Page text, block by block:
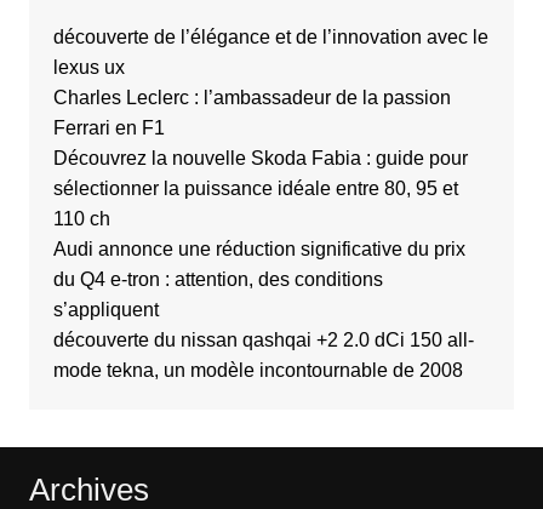
découverte de l’élégance et de l’innovation avec le
lexus ux
Charles Leclerc : l’ambassadeur de la passion
Ferrari en F1
Découvrez la nouvelle Skoda Fabia : guide pour
sélectionner la puissance idéale entre 80, 95 et
110 ch
Audi annonce une réduction significative du prix
du Q4 e-tron : attention, des conditions
s’appliquent
découverte du nissan qashqai +2 2.0 dCi 150 all-
mode tekna, un modèle incontournable de 2008
Archives